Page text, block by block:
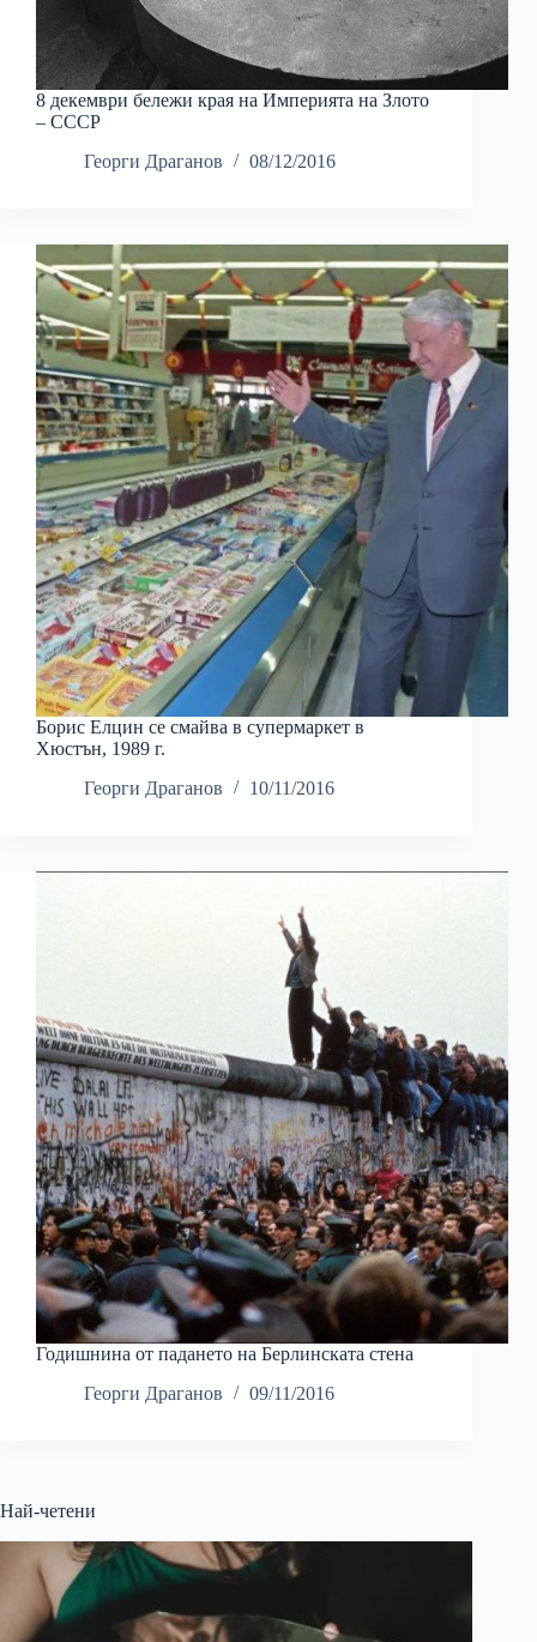
8 декември бележи края на Империята на Злото
– СССР
Георги Драганов
08/12/2016
Борис Елцин се смайва в супермаркет в
Хюстън, 1989 г.
Георги Драганов
10/11/2016
Годишнина от падането на Берлинската стена
Георги Драганов
09/11/2016
Най-четени